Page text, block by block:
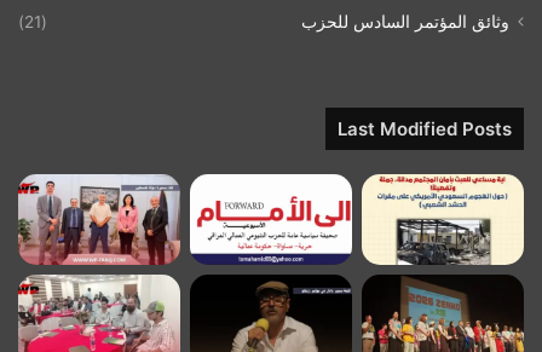
وثائق المؤتمر السادس للحزب
(21)
Last Modified Posts